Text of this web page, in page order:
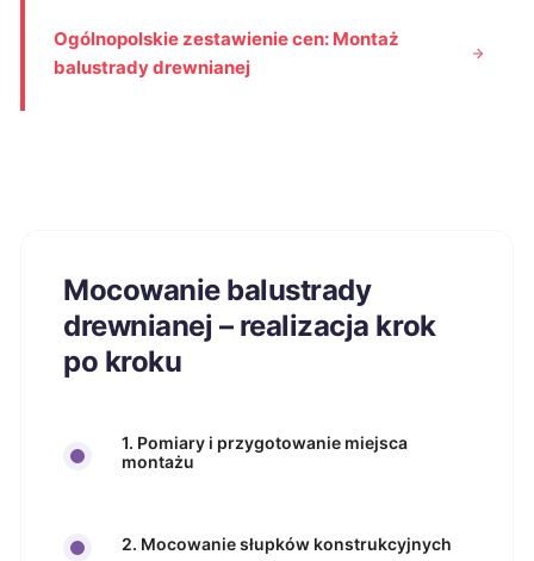
Ogólnopolskie zestawienie cen: Montaż
balustrady drewnianej
Mocowanie balustrady
drewnianej – realizacja krok
po kroku
1. Pomiary i przygotowanie miejsca
montażu
2. Mocowanie słupków konstrukcyjnych